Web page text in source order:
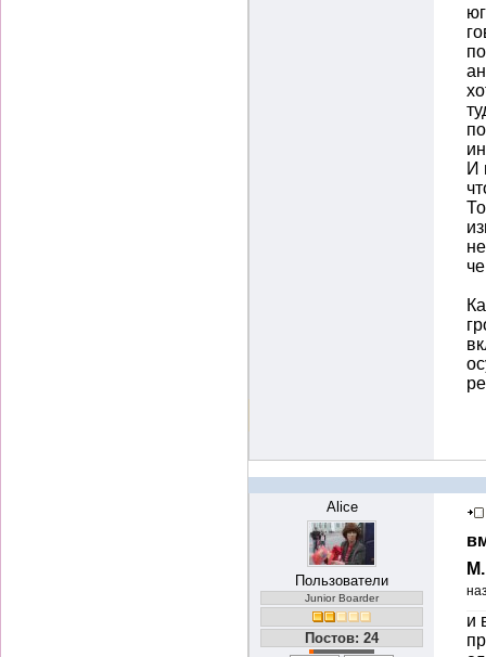
И
Alice
Пользователи
Junior Boarder
Постов: 24
и